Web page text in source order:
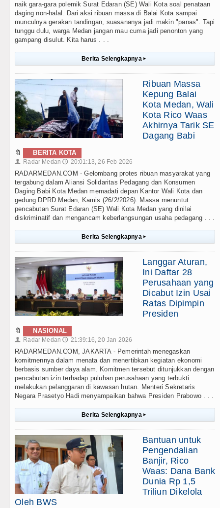
naik gara-gara polemik Surat Edaran (SE) Wali Kota soal penataan
daging non-halal. Dari aksi ribuan massa di Balai Kota sampai
munculnya gerakan tandingan, suasananya jadi makin "panas". Tapi
tunggu dulu, warga Medan jangan mau cuma jadi penonton yang
gampang disulut. Kita harus . . .
Berita Selengkapnya ▸
Ribuan Massa
Kepung Balai
Kota Medan, Wali
Kota Rico Waas
Akhirnya Tarik SE
Dagang Babi
🔖 BERITA KOTA
👤 Radar Medan 🕔 20:01:13, 26 Feb 2026
RADARMEDAN.COM - Gelombang protes ribuan masyarakat yang
tergabung dalam Aliansi Solidaritas Pedagang dan Konsumen
Daging Babi Kota Medan memadati depan Kantor Wali Kota dan
gedung DPRD Medan, Kamis (26/2/2026). Massa menuntut
pencabutan Surat Edaran (SE) Wali Kota Medan yang dinilai
diskriminatif dan mengancam keberlangsungan usaha pedagang . . .
Berita Selengkapnya ▸
Langgar Aturan,
Ini Daftar 28
Perusahaan yang
Dicabut Izin Usai
Ratas Dipimpin
Presiden
🔖 NASIONAL
👤 Radar Medan 🕔 21:39:16, 20 Jan 2026
RADARMEDAN.COM, JAKARTA - Pemerintah menegaskan
komitmennya dalam menata dan menertibkan kegiatan ekonomi
berbasis sumber daya alam. Komitmen tersebut ditunjukkan dengan
pencabutan izin terhadap puluhan perusahaan yang terbukti
melakukan pelanggaran di kawasan hutan. Menteri Sekretaris
Negara Prasetyo Hadi menyampaikan bahwa Presiden Prabowo . . .
Berita Selengkapnya ▸
Bantuan untuk
Pengendalian
Banjir, Rico
Waas: Dana Bank
Dunia Rp 1,5
Triliun Dikelola
Oleh BWS